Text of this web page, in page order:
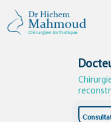
content